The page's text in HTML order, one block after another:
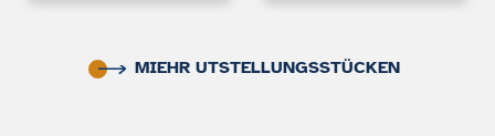
MIEHR UTSTELLUNGSSTÜCKEN